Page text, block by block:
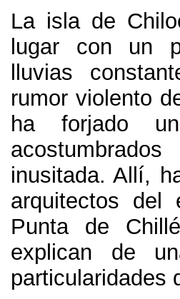
La isla de
lugar con un
lluvias
rumor violento
ha forjado
inusitada. Allí,
arquitectos del
Punta de
explican de
particularidades